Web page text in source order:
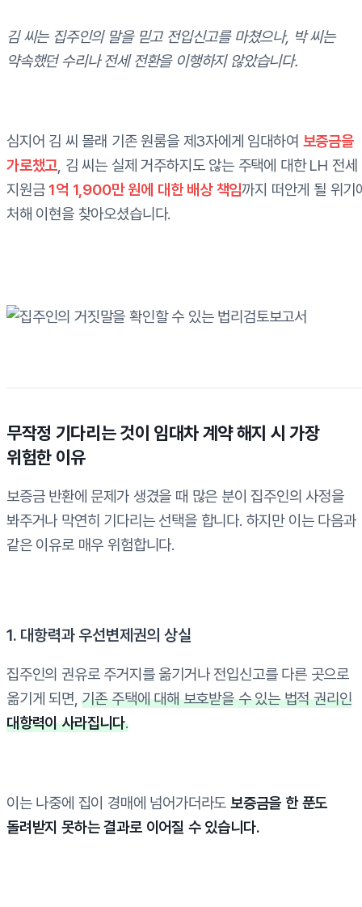
김 씨는 집주인의 말을 믿고 전입신고를 마쳤으나, 박 씨는
약속했던 수리나 전세 전환을 이행하지 않았습니다.
심지어 김 씨 몰래 기존 원룸을 제3자에게 임대하여 보증금을
가로챘고, 김 씨는 실제 거주하지도 않는 주택에 대한 LH 전세
지원금 1억 1,900만 원에 대한 배상 책임까지 떠안게 될 위기
처해 이현을 찾아오셨습니다.
무작정 기다리는 것이 임대차 계약 해지 시 가장
위험한 이유
보증금 반환에 문제가 생겼을 때 많은 분이 집주인의 사정을
봐주거나 막연히 기다리는 선택을 합니다. 하지만 이는 다음과
같은 이유로 매우 위험합니다.
1. 대항력과 우선변제권의 상실
집주인의 권유로 주거지를 옮기거나 전입신고를 다른 곳으로
옮기게 되면,기존 주택에 대해 보호받을 수 있는 법적 권리인
대항력이 사라집니다.
이는 나중에 집이 경매에 넘어가더라도 보증금을 한 푼도
돌려받지 못하는 결과로 이어질 수 있습니다.